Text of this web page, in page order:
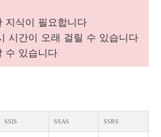
지식이 필요합니다.
시간이 오래 걸릴 수 있습니다.
수 있습니다.
SSIS SSAS SSRS